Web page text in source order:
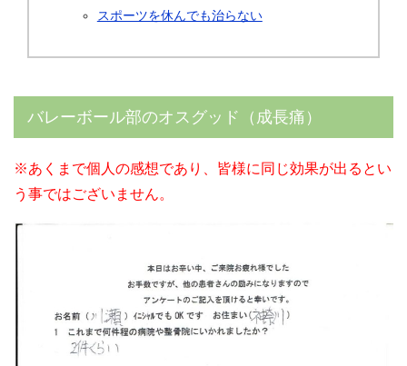
スポーツを休んでも治らない
バレーボール部のオスグッド（成長痛）
※あくまで個人の感想であり、皆様に同じ効果が出るとい
う事ではございません。